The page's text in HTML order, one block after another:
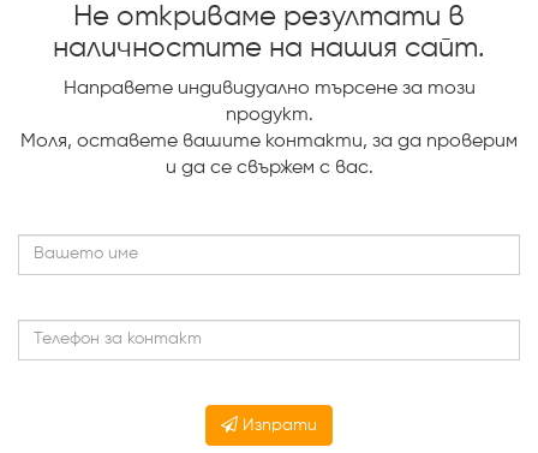
Не откриваме резултати в
наличностите на нашия сайт.
Направете индивидуално търсене за този
продукт.
Mоля, оставете вашите контакти, за да проверим
и да се свържем с вас.
Изпрати